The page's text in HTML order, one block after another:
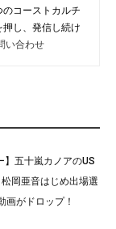
コーストカルチ
し、発信し続け
い合わせ
】五十嵐カノアのUS
岡亜音はじめ出場選
がドロップ！